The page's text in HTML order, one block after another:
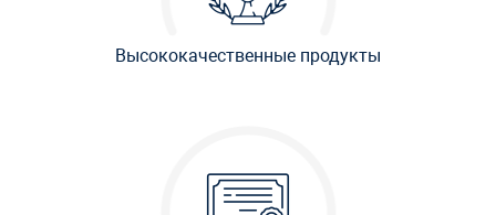
Высококачественные продукты